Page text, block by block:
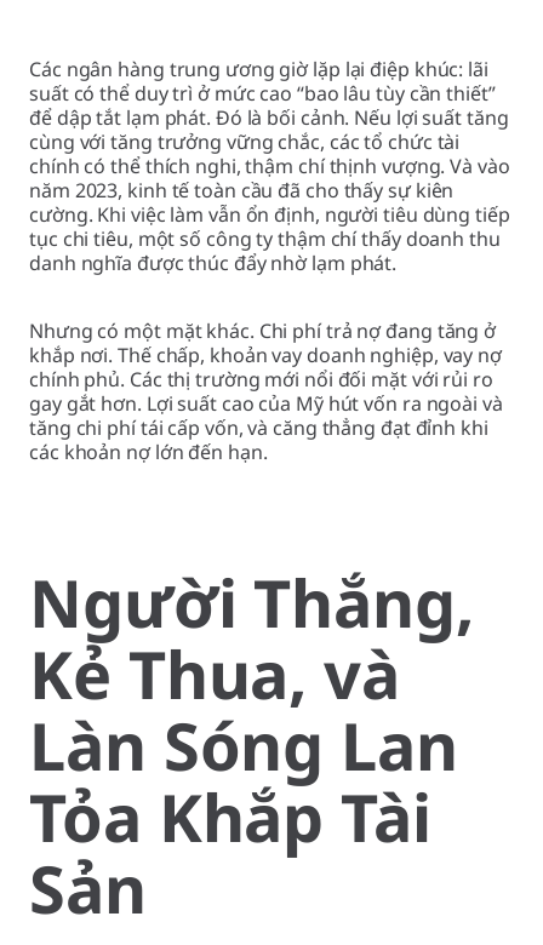
Các ngân hàng trung ương giờ lặp lại điệp khúc: lãi
suất có thể duy trì ở mức cao “bao lâu tùy cần thiết”
để dập tắt lạm phát. Đó là bối cảnh. Nếu lợi suất tăng
cùng với tăng trưởng vững chắc, các tổ chức tài
chính có thể thích nghi, thậm chí thịnh vượng. Và vào
năm 2023, kinh tế toàn cầu đã cho thấy sự kiên
cường. Khi việc làm vẫn ổn định, người tiêu dùng tiếp
tục chi tiêu, một số công ty thậm chí thấy doanh thu
danh nghĩa được thúc đẩy nhờ lạm phát.
Nhưng có một mặt khác. Chi phí trả nợ đang tăng ở
khắp nơi. Thế chấp, khoản vay doanh nghiệp, vay nợ
chính phủ. Các thị trường mới nổi đối mặt với rủi ro
gay gắt hơn. Lợi suất cao của Mỹ hút vốn ra ngoài và
tăng chi phí tái cấp vốn, và căng thẳng đạt đỉnh khi
các khoản nợ lớn đến hạn.
Người Thắng,
Kẻ Thua, và
Làn Sóng Lan
Tỏa Khắp Tài
Sản